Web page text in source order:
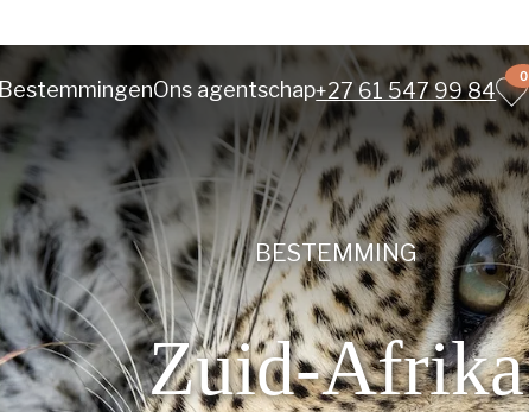
BestemmingenOns agentschap+27 61 547 99 84
0
BESTEMMING
Zuid-Afrika